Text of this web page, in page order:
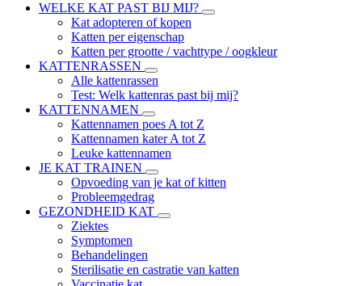
WELKE KAT PAST BIJ MIJ?
Kat adopteren of kopen
Katten per eigenschap
Katten per grootte / vachttype / oogkleur
KATTENRASSEN
Alle kattenrassen
Test: Welk kattenras past bij mij?
KATTENNAMEN
Kattennamen poes A tot Z
Kattennamen kater A tot Z
Leuke kattennamen
JE KAT TRAINEN
Opvoeding van je kat of kitten
Probleemgedrag
GEZONDHEID KAT
Ziektes
Symptomen
Behandelingen
Sterilisatie en castratie van katten